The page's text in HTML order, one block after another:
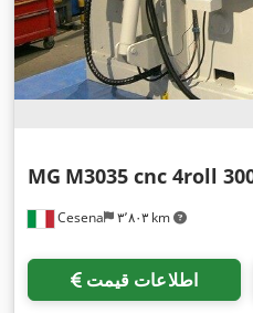
Cesena ۳٬۸۰۳ km
MG M3035 cnc 4roll
اطلاعات قیمت